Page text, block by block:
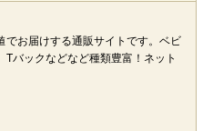
でお届けする通販サイトです。ベビ
バックなどなど種類豊富！ネット